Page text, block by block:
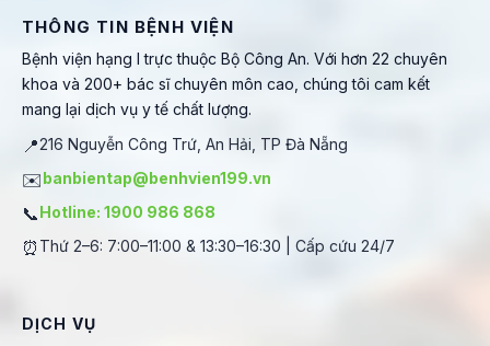
THÔNG TIN BỆNH VIỆN
Bệnh viện hạng I trực thuộc Bộ Công An. Với hơn 22 chuyên
khoa và 200+ bác sĩ chuyên môn cao, chúng tôi cam kết
mang lại dịch vụ y tế chất lượng.
📍216 Nguyễn Công Trứ, An Hải, TP Đà Nẵng
✉️banbientap@benhvien199.vn
📞Hotline: 1900 986 868
⏰ Thứ 2–6: 7:00–11:00 & 13:30–16:30 | Cấp cứu 24/7
DỊCH VỤ